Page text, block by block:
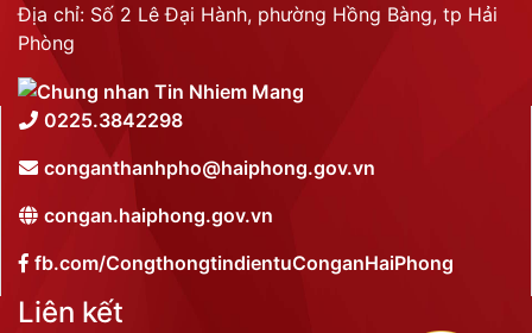
Địa chỉ: Số 2 Lê Đại Hành, phường Hồng Bàng, tp Hải
Phòng
0225.3842298
conganthanhpho@haiphong.gov.vn
congan.haiphong.gov.vn
fb.com/CongthongtindientuConganHaiPhong
Liên kết